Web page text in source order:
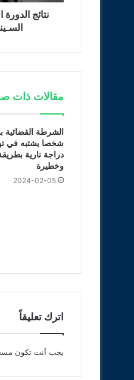
نتائج الدورة
مقالات ذات
الشرطة
شخصا يشتبه في
دراجة نارية
وخطيرة
2024-02-05
اترك تعليقاً
يجب أنت تكون